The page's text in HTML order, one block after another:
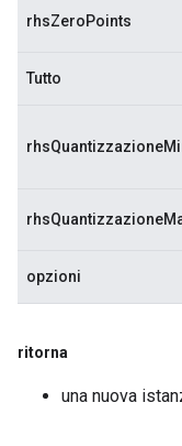
rhsZeroPoints
Tutto
opzioni
ritorna
una nuova